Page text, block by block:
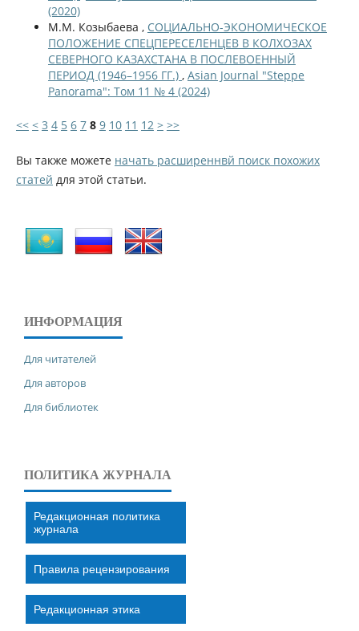
(2020)
М.М. Козыбаева , СОЦИАЛЬНО-ЭКОНОМИЧЕСКОЕ
ПОЛОЖЕНИЕ СПЕЦПЕРЕСЕЛЕНЦЕВ В КОЛХОЗАХ
СЕВЕРНОГО КАЗАХСТАНА В ПОСЛЕВОЕННЫЙ
ПЕРИОД (1946–1956 ГГ.) , Asian Journal "Steppe
Panorama": Том 11 № 4 (2024)
<< < 3 4 5 6 7 8 9 10 11 12 > >>
Вы также можете начать расширеннвй поиск похожих
статей для этой статьи.
ИНФОРМАЦИЯ
Для читателей
Для авторов
Для библиотек
ПОЛИТИКА ЖУРНАЛА
Редакционная политика
журнала
Правила рецензирования
Редакционная этика